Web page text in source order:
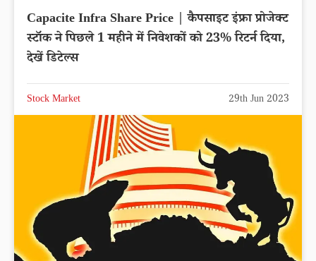
Capacite Infra Share Price | कैपसाइट इंफ्रा प्रोजेक्ट
स्टॉक ने पिछले 1 महीने में निवेशकों को 23% रिटर्न दिया,
देखें डिटेल्स
Stock Market 29th Jun 2023